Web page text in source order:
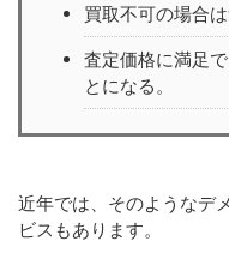
買取不可の場合は
査定価格に満足
とになる。
近年では、そのようなデ
ビスもあります。